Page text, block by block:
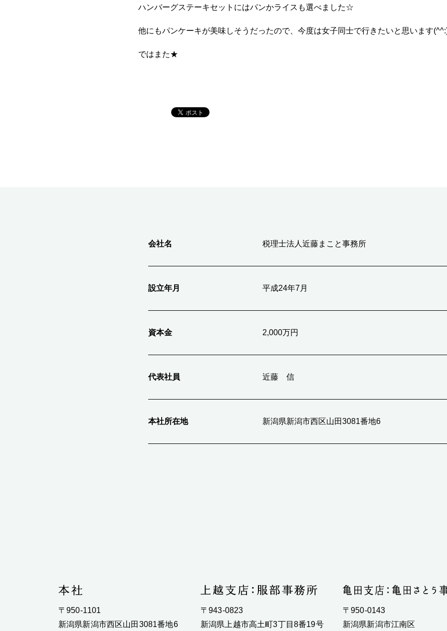
ハンバーグステーキセットにはパンかライスも選べました☆
他にもパンケーキが美味しそうだったので、今度は女子同士で行きたいと思います
ではまた★
会社名 税理士法人近藤まこと事務所
設立年月 平成24年7月
資本金 2,000万円
代表社員 近藤 信
本社所在地 新潟県新潟市西区山田3081番地6
〒950-1101
新潟県新潟市西区山田3081番地6
〒943-0823
新潟県上越市高土町3丁目8番19号
〒950-0143
新潟県新潟市江南区